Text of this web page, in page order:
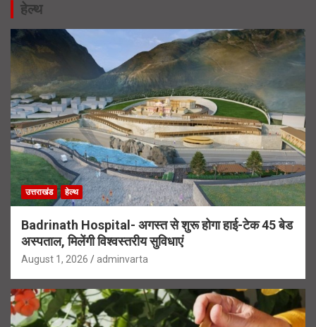
हेल्थ
उत्तराखंड हेल्थ
Badrinath Hospital- अगस्त से शुरू होगा हाई-टेक 45 बेड
अस्पताल, मिलेंगी विश्वस्तरीय सुविधाएं
August 1, 2026 adminvarta